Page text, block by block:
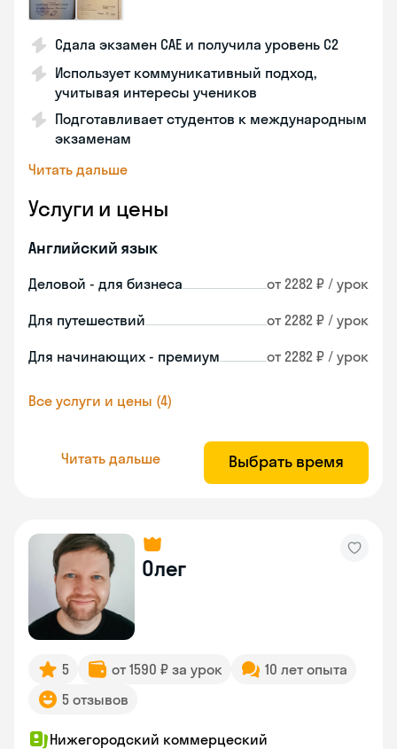
Сдала экзамен CAE и получила уровень С2
Использует коммуникативный подход,
учитывая интересы учеников
Подготавливает студентов к международным
экзаменам
Читать дальше
Услуги и цены
Английский язык
Деловой - для бизнеса от 2282 ₽ / урок
Для путешествий от 2282 ₽ / урок
Для начинающих - премиум от 2282 ₽ / урок
Все услуги и цены (4)
Читать дальше Выбрать время
Олег
5 от 1590 ₽ за урок
10 лет опыта
5 отзывов
Нижегородский коммерцеский